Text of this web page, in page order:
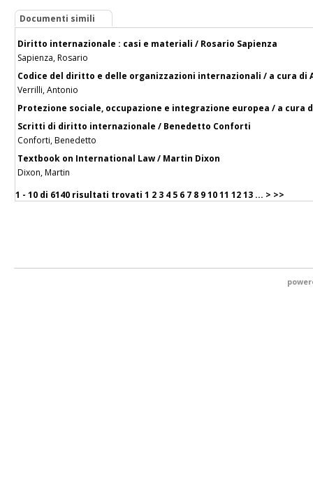
Documenti simili
Diritto internazionale : casi e materiali / Rosario Sapienza
Sapienza, Rosario
Codice del diritto e delle organizzazioni internazionali / a cura di
Verrilli, Antonio
Protezione sociale, occupazione e integrazione europea / a cura
Scritti di diritto internazionale / Benedetto Conforti
Conforti, Benedetto
Textbook on International Law / Martin Dixon
Dixon, Martin
1 - 10 di 6140 risultati trovati 1 2 3 4 5 6 7 8 91011 1213 ... > >>